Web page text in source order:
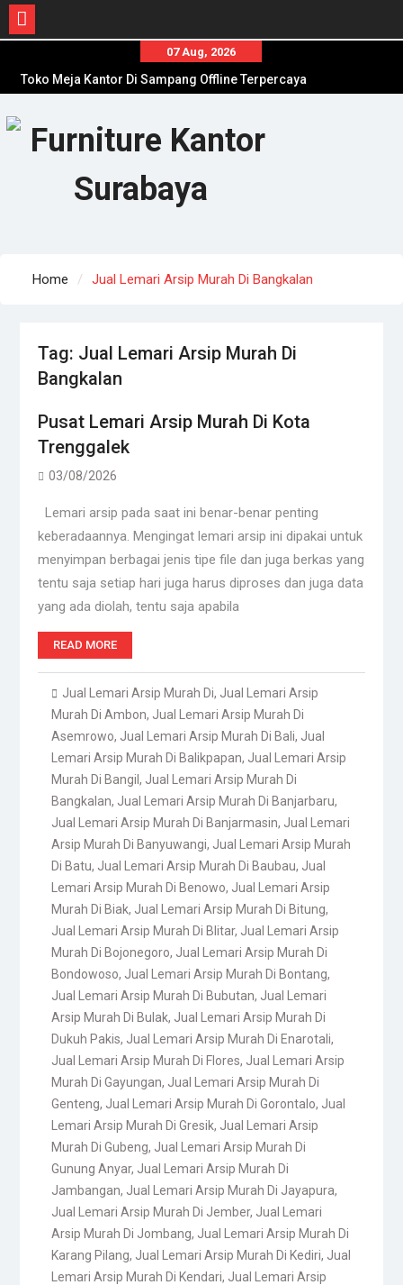
content
07 Aug, 2026
Toko Meja Kantor Di Sampang Offline Terpercaya
Home Jual Lemari Arsip Murah Di Bangkalan
Tag: Jual Lemari Arsip Murah Di
Bangkalan
Pusat Lemari Arsip Murah Di Kota
Trenggalek
03/08/2026
Lemari arsip pada saat ini benar-benar penting
keberadaannya. Mengingat lemari arsip ini dipakai untuk
menyimpan berbagai jenis tipe file dan juga berkas yang
tentu saja setiap hari juga harus diproses dan juga data
yang ada diolah, tentu saja apabila
READ MORE
Jual Lemari Arsip Murah Di, Jual Lemari Arsip
Murah Di Ambon, Jual Lemari Arsip Murah Di
Asemrowo, Jual Lemari Arsip Murah Di Bali, Jual
Lemari Arsip Murah Di Balikpapan, Jual Lemari Arsip
Murah Di Bangil , Jual Lemari Arsip Murah Di
Bangkalan, Jual Lemari Arsip Murah Di Banjarbaru,
Jual Lemari Arsip Murah Di Banjarmasin, Jual Lemari
Arsip Murah Di Banyuwangi, Jual Lemari Arsip Murah
Di Batu, Jual Lemari Arsip Murah Di Baubau, Jual
Lemari Arsip Murah Di Benowo, Jual Lemari Arsip
Murah Di Biak, Jual Lemari Arsip Murah Di Bitung,
Jual Lemari Arsip Murah Di Blitar, Jual Lemari Arsip
Murah Di Bojonegoro, Jual Lemari Arsip Murah Di
Bondowoso, Jual Lemari Arsip Murah Di Bontang,
Jual Lemari Arsip Murah Di Bubutan, Jual Lemari
Arsip Murah Di Bulak, Jual Lemari Arsip Murah Di
Dukuh Pakis, Jual Lemari Arsip Murah Di Enarotali,
Jual Lemari Arsip Murah Di Flores, Jual Lemari Arsip
Murah Di Gayungan, Jual Lemari Arsip Murah Di
Genteng, Jual Lemari Arsip Murah Di Gorontalo, Jual
Lemari Arsip Murah Di Gresik, Jual Lemari Arsip
Murah Di Gubeng, Jual Lemari Arsip Murah Di
Gunung Anyar, Jual Lemari Arsip Murah Di
Jambangan, Jual Lemari Arsip Murah Di Jayapura,
Jual Lemari Arsip Murah Di Jember, Jual Lemari
Arsip Murah Di Jombang, Jual Lemari Arsip Murah Di
Karang Pilang, Jual Lemari Arsip Murah Di Kediri, Jual
Lemari Arsip Murah Di Kendari, Jual Lemari Arsip